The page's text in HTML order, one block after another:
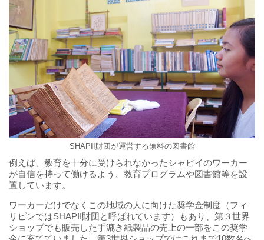
SHAPII財団が運営する無料の図書館
例えば、教育を十分に受けられなかったシャピイのワーカー
が自信を持って働けるよう、教育プログラムや図書館等を設
置しています。
ワーカーだけでなくこの地域の人に向けた奨学金制度（フィ
リピンではSHAPII財団と呼ばれています）もあり、第３世界
ショップでも販売した手漉き紙製品の売上の一部をこの奨学